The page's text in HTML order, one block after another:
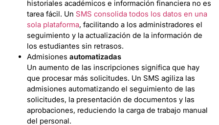
historiales académicos e información financiera no es
tarea fácil. Un SMS consolida todos los datos en una
sola plataforma, facilitando a los administradores el
seguimiento y la actualización de la información de
los estudiantes sin retrasos.
Admisiones automatizadas
Un aumento de las inscripciones significa que hay
que procesar más solicitudes. Un SMS agiliza las
admisiones automatizando el seguimiento de las
solicitudes, la presentación de documentos y las
aprobaciones, reduciendo la carga de trabajo manual
del personal.